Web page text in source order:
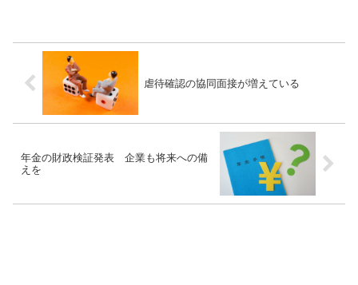
虐待確認の協同面接が増えている
年金の財政検証発表 企業も将来への備
えを